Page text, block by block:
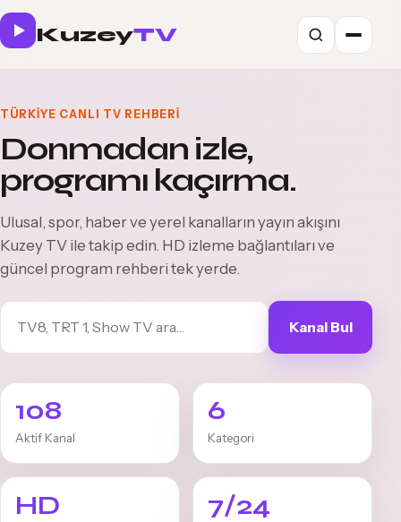
KuzeyTV
TÜRKIYE CANLI TV REHBERI
Donmadan izle,
programı kaçırma.
Ulusal, spor, haber ve yerel kanalların yayın akışını
Kuzey TV ile takip edin. HD izleme bağlantıları ve
güncel program rehberi tek yerde.
Kanal Bul
108
Aktif Kanal
6
Kategori
HD 7/24